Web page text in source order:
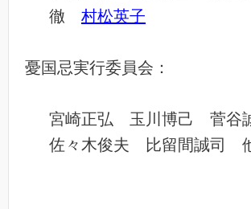
徹 村松英子
憂国忌実行委員会：
宮崎正弘 玉川博己 菅谷
佐々木俊夫 比留間誠司